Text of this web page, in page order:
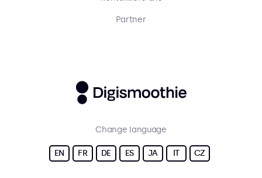
Partner
Change language
EN FR DE ES JA IT CZ